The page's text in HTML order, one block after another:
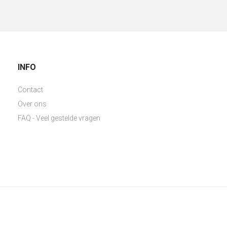
INFO
Contact
Over ons
FAQ - Veel gestelde vragen